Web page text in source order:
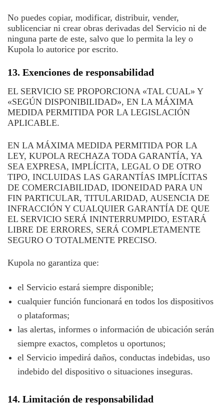
No puedes copiar, modificar, distribuir, vender,
sublicenciar ni crear obras derivadas del Servicio ni de
ninguna parte de este, salvo que lo permita la ley o
Kupola lo autorice por escrito.
13. Exenciones de responsabilidad
EL SERVICIO SE PROPORCIONA «TAL CUAL» Y
«SEGÚN DISPONIBILIDAD», EN LA MÁXIMA
MEDIDA PERMITIDA POR LA LEGISLACIÓN
APLICABLE.
EN LA MÁXIMA MEDIDA PERMITIDA POR LA
LEY, KUPOLA RECHAZA TODA GARANTÍA, YA
SEA EXPRESA, IMPLÍCITA, LEGAL O DE OTRO
TIPO, INCLUIDAS LAS GARANTÍAS IMPLÍCITAS
DE COMERCIABILIDAD, IDONEIDAD PARA UN
FIN PARTICULAR, TITULARIDAD, AUSENCIA DE
INFRACCIÓN Y CUALQUIER GARANTÍA DE QUE
EL SERVICIO SERÁ ININTERRUMPIDO, ESTARÁ
LIBRE DE ERRORES, SERÁ COMPLETAMENTE
SEGURO O TOTALMENTE PRECISO.
Kupola no garantiza que:
el Servicio estará siempre disponible;
cualquier función funcionará en todos los dispositivos
o plataformas;
las alertas, informes o información de ubicación serán
siempre exactos, completos u oportunos;
el Servicio impedirá daños, conductas indebidas, uso
indebido del dispositivo o situaciones inseguras.
14. Limitación de responsabilidad